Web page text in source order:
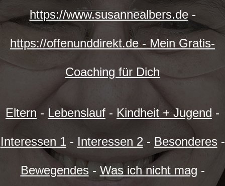
https://www.susannealbers.de-
https://offenunddirekt.de - Mein Gratis-
Coaching für Dich
Eltern - Lebenslauf - Kindheit + Jugend -
Interessen 1- Interessen 2- Besonderes-
Bewegendes- Was ich nicht mag -